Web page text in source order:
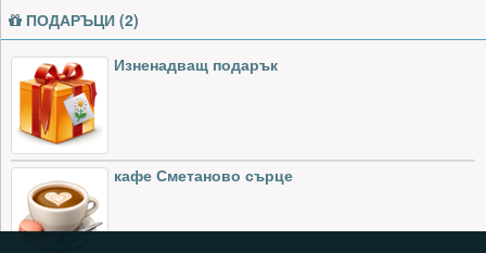
ПОДАРЪЦИ (2)
Изненадващ подарък
кафе Сметаново сърце